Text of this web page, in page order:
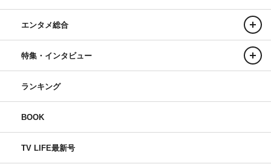
エンタメ総合
特集・インタビュー
ランキング
BOOK
TV LIFE最新号